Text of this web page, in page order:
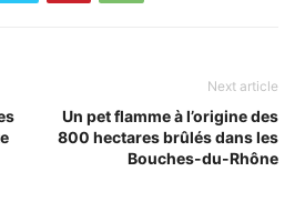
Next article
Un pet flamme à l’origine des
800 hectares brûlés dans les
Bouches-du-Rhône